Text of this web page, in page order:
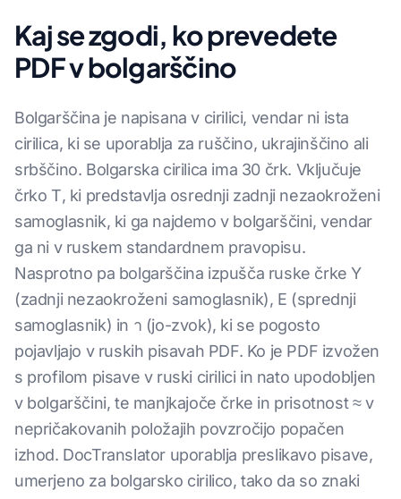
Kaj se zgodi, ko prevedete
PDF v bolgarščino
Bolgarščina je napisana v cirilici, vendar ni ista
cirilica, ki se uporablja za ruščino, ukrajinščino ali
srbščino. Bolgarska cirilica ima 30 črk. Vključuje
črko Τ, ki predstavlja osrednji zadnji nezaokroženi
samoglasnik, ki ga najdemo v bolgarščini, vendar
ga ni v ruskem standardnem pravopisu.
Nasprotno pa bolgarščina izpušča ruske črke Y
(zadnji nezaokroženi samoglasnik), Е (sprednji
samoglasnik) in า (jo-zvok), ki se pogosto
pojavljajo v ruskih pisavah PDF. Ko je PDF izvožen
s profilom pisave v ruski cirilici in nato upodobljen
v bolgarščini, te manjkajoče črke in prisotnost ≈ v
nepričakovanih položajih povzročijo popačen
izhod. DocTranslator uporablja preslikavo pisave,
umerjeno za bolgarsko cirilico, tako da so znaki